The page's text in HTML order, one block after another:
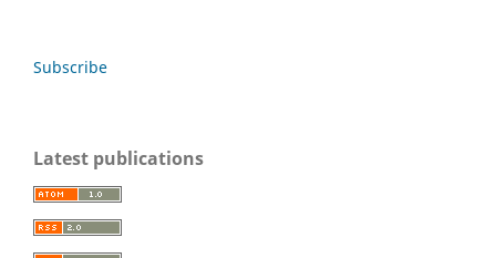
Subscribe
Latest publications